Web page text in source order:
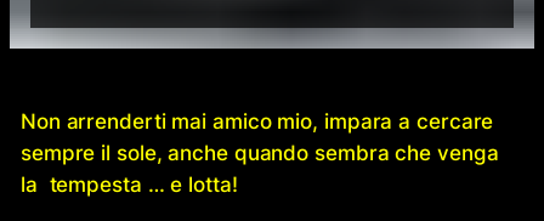
Non arrenderti mai amico mio, impara a cercare
sempre il sole, anche quando sembra che venga
la tempesta … e lotta!